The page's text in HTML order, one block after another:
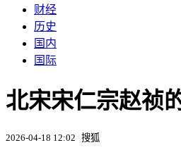
财经
历史
国内
国际
北宋宋仁宗赵祯
2026-04-18 12:02 搜狐